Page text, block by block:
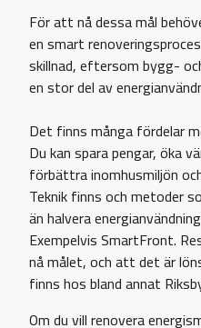
För att nå dessa mål
en smart
skillnad, eftersom bygg-
en stor del av
Det finns många fördelar
Du kan spara pengar, öka
förbättra inomhusmiljön
Teknik finns och metoder
än halvera
Exempelvis SmartFront.
nå målet, och att det är
finns hos bland annat
Om du vill renovera